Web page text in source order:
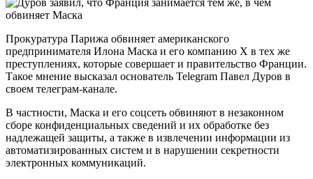
Прокуратура Парижа обвиняет американского
предпринимателя Илона Маска и его компанию Х в тех же
преступлениях, которые совершает и правительство Франции.
Такое мнение высказал основатель Telegram Павел Дуров в
своем телеграм-канале.
В частности, Маска и его соцсеть обвиняют в незаконном
сборе конфиденциальных сведений и их обработке без
надлежащей защиты, а также в извлечении информации из
автоматизированных систем и в нарушении секретности
электронных коммуникаций.